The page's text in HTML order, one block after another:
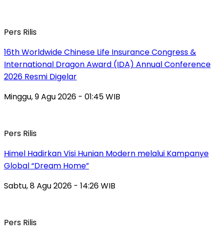
Pers Rilis
16th Worldwide Chinese Life Insurance Congress &
International Dragon Award (IDA) Annual Conference
2026 Resmi Digelar
Minggu, 9 Agu 2026 - 01:45 WIB
Pers Rilis
Himel Hadirkan Visi Hunian Modern melalui Kampanye
Global “Dream Home”
Sabtu, 8 Agu 2026 - 14:26 WIB
Pers Rilis